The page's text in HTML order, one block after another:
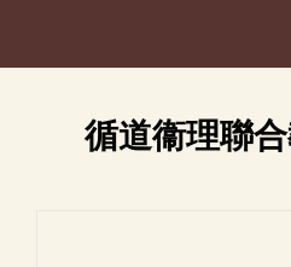
循道衞理聯